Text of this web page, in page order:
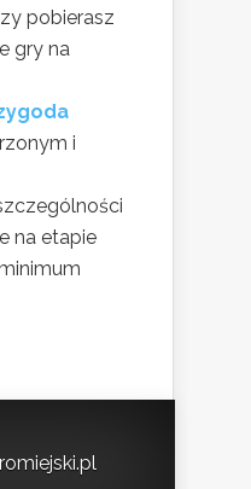
pobierasz
gry na
i
na etapie